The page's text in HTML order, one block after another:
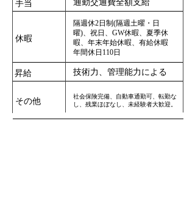
手当
休暇
通勤交通費全額支給
昇給
その他
隔週休2日制(隔週土曜・日
曜)、祝日、GW休暇、夏季休
暇、年末年始休暇、有給休暇
年間休日110日
技術力、管理能力による
社会保険完備、自動車通勤可、転勤な
し、残業ほぼなし、未経験者大歓迎。